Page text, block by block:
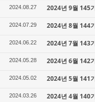
2024.08.27 2024년 9월 145
2024.07.29 2024년 8월 144
2024.06.22 2024년 7월 143
2024.05.28 2024년 6월 142
2024.05.02 2024년 5월 141
2024.03.26 2024년 4월 140